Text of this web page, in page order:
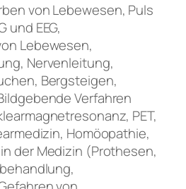
von Lebewesen, Puls
und EEG,
Lebewesen,
Nervenleitung,
Bergsteigen,
Verfahren
PET,
Homöopathie,
der Medizin (Prothesen,